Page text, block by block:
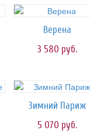
Верена
3 580 руб.
Зимний Париж
5 070 руб.